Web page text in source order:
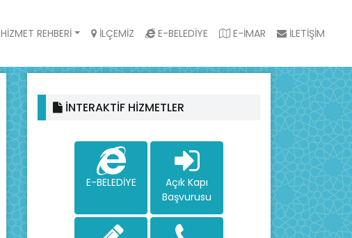
HİZMET REHBERİ İLÇEMİZ E-BELEDİYE E-İMAR İLETİŞİM
İNTERAKTİF HİZMETLER
E-BELEDİYE
Açık Kapı
Başvurusu